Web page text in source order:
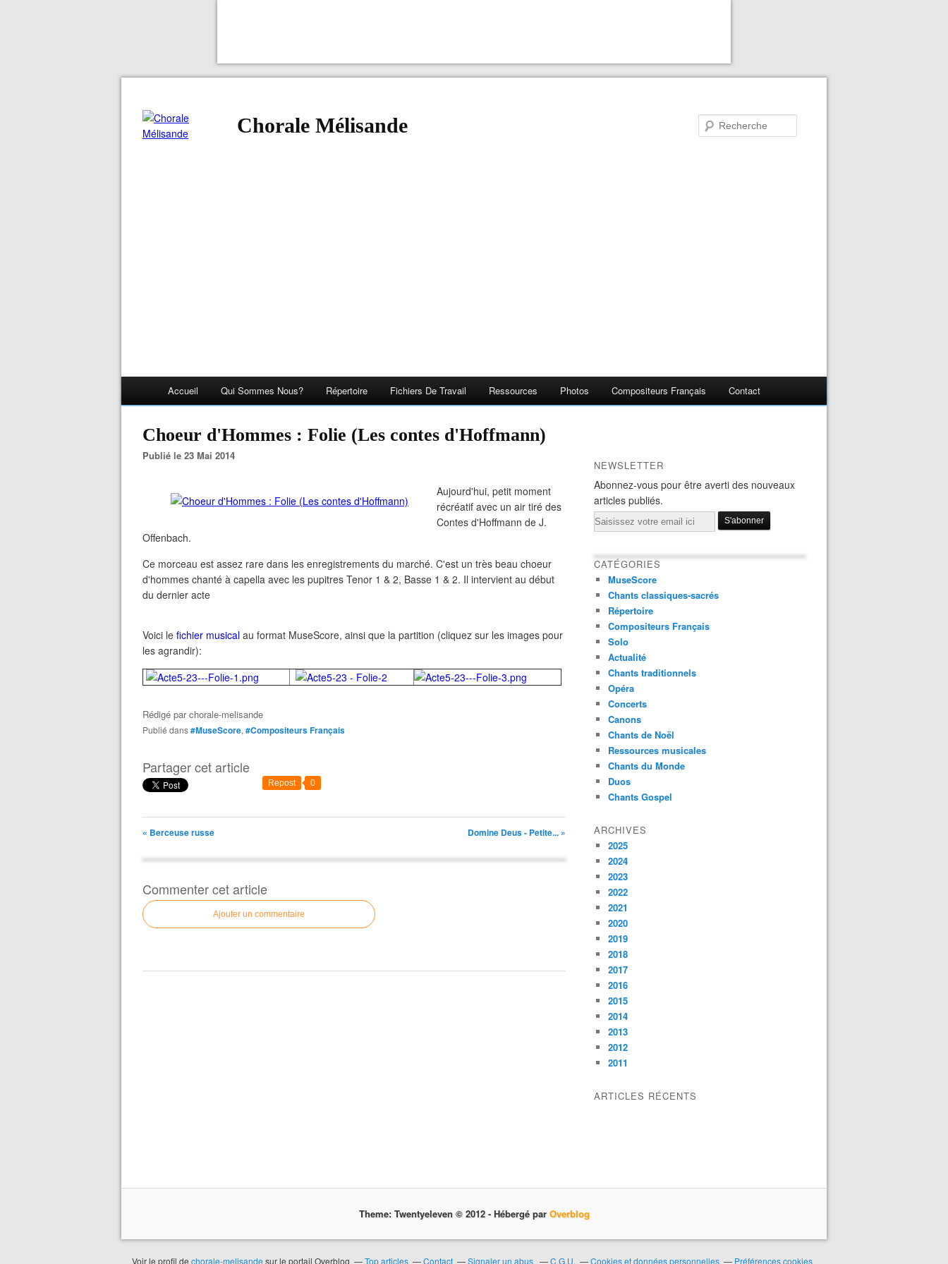
Chorale Mélisande
Accueil Qui Sommes Nous? Répertoire Fichiers De Travail Ressources Photos Compositeurs Français Contact
Choeur d'Hommes : Folie (Les contes d'Hoffmann)
Publié le 23 Mai 2014
Aujourd'hui, petit moment
récréatif avec un air tiré des
Contes d'Hoffmann de J.
Offenbach.
Ce morceau est assez rare dans les enregistrements du marché. C'est un très beau choeur
d'hommes chanté à capella avec les pupitres Tenor 1 & 2, Basse 1 & 2. Il intervient au début
du dernier acte
Voici le fichier musical au format MuseScore, ainsi que la partition (cliquez sur les images pour
les agrandir):
Rédigé parchorale-melisande
Publié dans#MuseScore, #Compositeurs Français
Partager cet article
Repost 0
« Berceuse russe Domine Deus - Petite... »
Commenter cet article
Ajouter un commentaire
NEWSLETTER
Abonnez-vous pour être averti des nouveaux
articles publiés.
Email
CATÉGORIES
MuseScore
Chants classiques-sacrés
Répertoire
Compositeurs Français
Solo
Actualité
Chants traditionnels
Opéra
Concerts
Canons
Chants de Noël
Ressources musicales
Chants du Monde
Duos
Chants Gospel
ARCHIVES
2025
2024
2023
2022
2021
2020
2019
2018
2017
2016
2015
2014
2013
2012
2011
ARTICLES RÉCENTS
Theme: Twentyeleven © 2012 - Hébergé par Overblog
Voir le profil de chorale-melisande sur le portail Overblog Top articles Contact Signaler un abus C.G.U. Cookies et données personnelles Préférences cookies